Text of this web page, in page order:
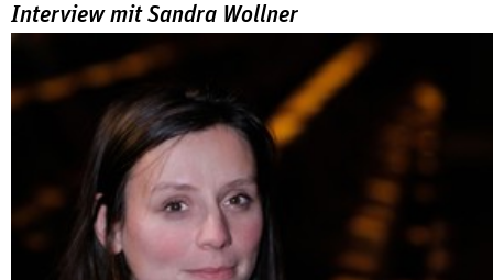
Interview mit Sandra Wollner